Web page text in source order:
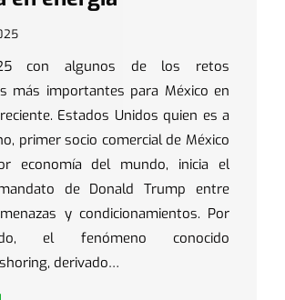
con algunos de los retos
más importantes para México en
Estados Unidos quien es a
primer socio comercial de México
economía del mundo, inicia el
de Donald Trump entre
y condicionamientos. Por
el fenómeno conocido
derivado…